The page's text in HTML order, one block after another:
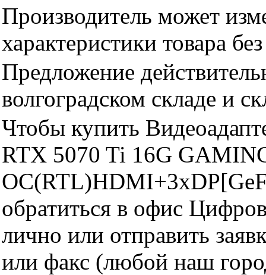
Производитель может
характеристики товара
Предложение
волгоградском складе и
Чтобы купить
RTX 5070 Ti 16G
обратиться в офис
лично или отправить
или факс (любой наш